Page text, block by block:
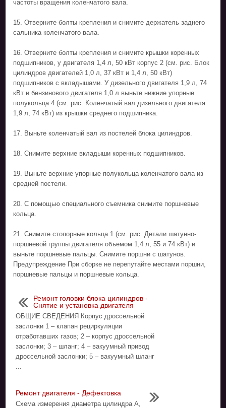
частоты вращения коленчатого вала.
15. Отверните болты крепления и снимите держатель заднего
сальника коленчатого вала.
16. Отверните болты крепления и снимите крышки коренных
подшипников, у двигателя 1,4 л, 50 кВт корпус 2 (см. рис. Блок
цилиндров двигателей 1,0 л, 37 кВт и 1,4 л, 50 кВт)
подшипников с вкладышами. У дизельного двигателя 1,9 л, 74
кВт и бензинового двигателя 1,0 л выньте нижние упорные
полукольца 4 (см. рис. Коленчатый вал дизельного двигателя
1,9 л, 74 кВт) из крышки среднего подшипника.
17. Выньте коленчатый вал из постелей блока цилиндров.
18. Снимите верхние вкладыши коренных подшипников.
19. Выньте верхние упорные полукольца коленчатого вала из
средней постели.
20. С помощью специального съемника снимите поршневые
кольца.
21. Снимите стопорные кольца 1 (см. рис. Детали шатунно-
поршневой группы двигателя объемом 1,4 л, 55 и 74 кВт) и
выньте поршневые пальцы. Снимите поршни с шатунов.
Предупреждение При сборке не перепутайте местами поршни,
поршневые пальцы и поршневые кольца.
Ремонт головки блока цилиндров -
Снятие и установка двигателя
ОБЩИЕ СВЕДЕНИЯ Корпус дроссельной
заслонки 1 – клапан рециркуляции
отработавших газов; 2 – корпус дроссельной
заслонки; 3 – шланг; 4 – вакуумный привод
дроссельной заслонки; 5 – вакуумный шланг
Ремонт двигателя - Дефектовка
Схема измерения диаметра цилиндра А,